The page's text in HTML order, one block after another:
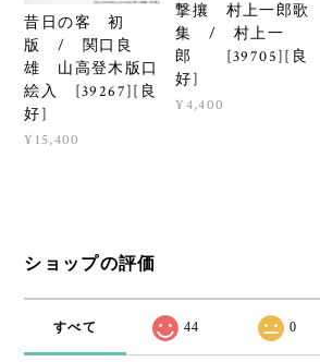
昔日の客 初
版 / 関口良
雄 山高登木版口
絵入 [39267][良
好]
¥15,400
撃攘 村上一郎歌
集 / 村上一
郎 [39705][良
好]
¥4,400
ショップの評価
すべて 44 0